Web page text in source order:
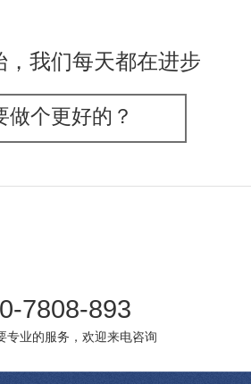
，我们每天都在进步
做个更好的？
7808-893
专业的服务，欢迎来电咨询